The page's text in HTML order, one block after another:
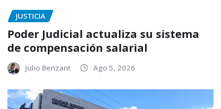
JUSTICIA
Poder Judicial actualiza su sistema
de compensación salarial
Julio Benzant Ago 5, 2026